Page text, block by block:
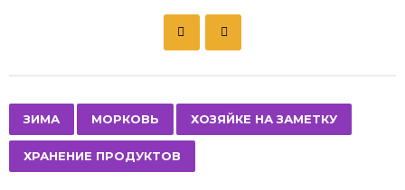
P
a
g
ЗИМА МОРКОВЬ ХОЗЯЙКЕ НА ЗАМЕТКУ
ХРАНЕНИЕ ПРОДУКТОВ